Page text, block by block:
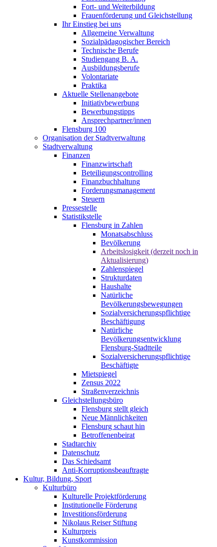
Fort- und Weiterbildung
Frauenförderung und Gleichstellung
Ihr Einstieg bei uns
Allgemeine Verwaltung
Sozialpädagogischer Bereich
Technische Berufe
Studiengang B. A.
Ausbildungsberufe
Volontariate
Praktika
Aktuelle Stellenangebote
Initiativbewerbung
Bewerbungstipps
Ansprechpartner/innen
Flensburg 100
Organisation der Stadtverwaltung
Stadtverwaltung
Finanzen
Finanzwirtschaft
Beteiligungscontrolling
Finanzbuchhaltung
Forderungsmanagement
Steuern
Pressestelle
Statistikstelle
Flensburg in Zahlen
Monatsabschluss
Bevölkerung
Arbeitslosigkeit (derzeit noch in
Aktualisierung)
Zahlenspiegel
Strukturdaten
Haushalte
Natürliche
Bevölkerungsbewegungen
Sozialversicherungspflichtige
Beschäftigung
Natürliche
Bevölkerungsentwicklung
Flensburg-Stadtteile
Sozialversicherungspflichtige
Beschäftigte
Mietspiegel
Zensus 2022
Straßenverzeichnis
Gleichstellungsbüro
Flensburg stellt gleich
Neue Männlichkeiten
Flensburg schaut hin
Betroffenenbeirat
Stadtarchiv
Datenschutz
Das Schiedsamt
Anti-Korruptionsbeauftragte
Kultur, Bildung, Sport
Kulturbüro
Kulturelle Projektförderung
Institutionelle Förderung
Investitionsförderung
Nikolaus Reiser Stiftung
Kulturpreis
Kunstkommission